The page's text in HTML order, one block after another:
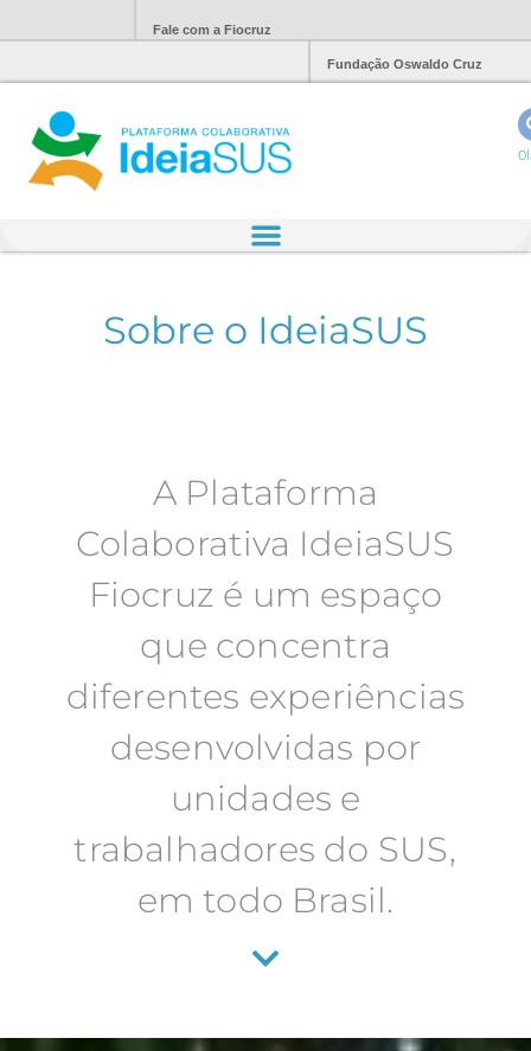
Fale com a Fiocruz
Fundação Oswaldo Cruz
Sobre o IdeiaSUS
A Plataforma
Colaborativa IdeiaSUS
Fiocruz é um espaço
que concentra
diferentes experiências
desenvolvidas por
unidades e
trabalhadores do SUS,
em todo Brasil.